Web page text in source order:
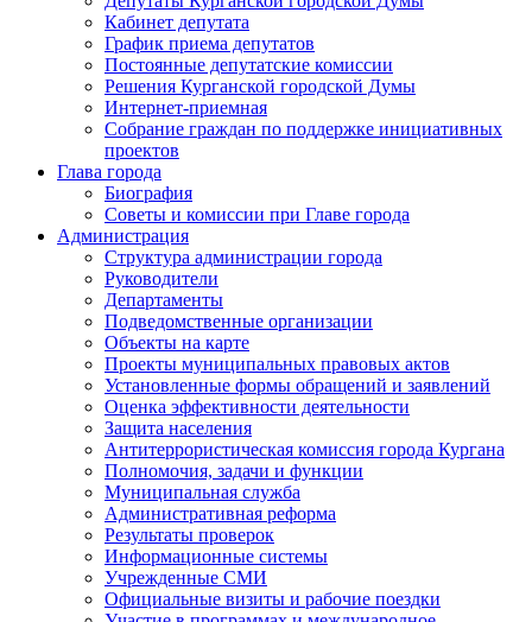
Кабинет депутата
График приема депутатов
Постоянные депутатские комиссии
Решения Курганской городской Думы
Интернет-приемная
Собрание граждан по поддержке инициативных
проектов
Глава города
Биография
Советы и комиссии при Главе города
Администрация
Структура администрации города
Руководители
Департаменты
Подведомственные организации
Объекты на карте
Проекты муниципальных правовых актов
Установленные формы обращений и заявлений
Оценка эффективности деятельности
Защита населения
Антитеррористическая комиссия города Кургана
Полномочия, задачи и функции
Муниципальная служба
Административная реформа
Результаты проверок
Информационные системы
Учрежденные СМИ
Официальные визиты и рабочие поездки